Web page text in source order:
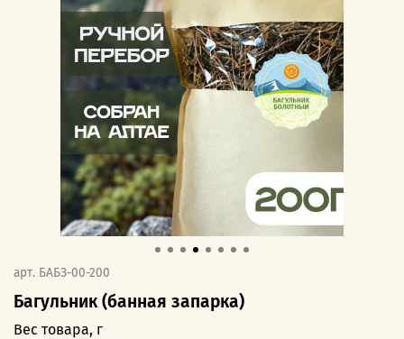
арт. БАБЗ-00-200
Багульник (банная запарка)
Вес товара, г